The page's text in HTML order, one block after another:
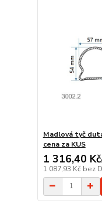
Madlová tyč
cena za KUS
1 316,40 Kč/
1 087,93 Kč bez